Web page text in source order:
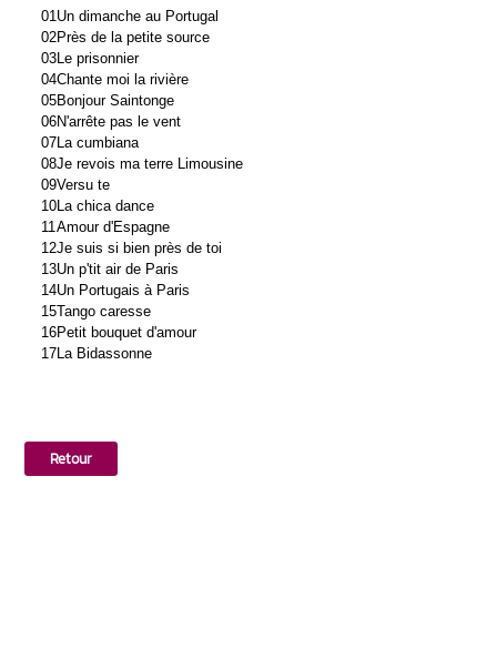
01Un dimanche au Portugal
02Près de la petite source
03Le prisonnier
04Chante moi la rivière
05Bonjour Saintonge
06N'arrête pas le vent
07La cumbiana
08Je revois ma terre Limousine
09Versu te
10La chica dance
11Amour d'Espagne
12Je suis si bien près de toi
13Un p'tit air de Paris
14Un Portugais à Paris
15Tango caresse
16Petit bouquet d'amour
17La Bidassonne
Retour